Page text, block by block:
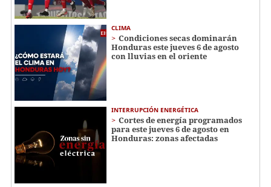
CLIMA
Condiciones secas dominarán
Honduras este jueves 6 de agosto
con lluvias en el oriente
INTERRUPCIÓN ENERGÉTICA
Cortes de energía programados
para este jueves 6 de agosto en
Honduras: zonas afectadas